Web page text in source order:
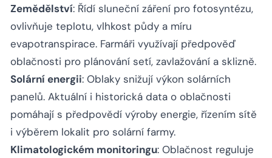
Zemědělství: Řídí sluneční záření pro fotosyntézu,
ovlivňuje teplotu, vlhkost půdy a míru
evapotranspirace. Farmáři využívají předpověď
oblačnosti pro plánování setí, zavlažování a sklizně.
Solární energii: Oblaky snižují výkon solárních
panelů. Aktuální i historická data o oblačnosti
pomáhají s předpovědí výroby energie, řízením sítě
i výběrem lokalit pro solární farmy.
Klimatologickém monitoringu: Oblačnost reguluje